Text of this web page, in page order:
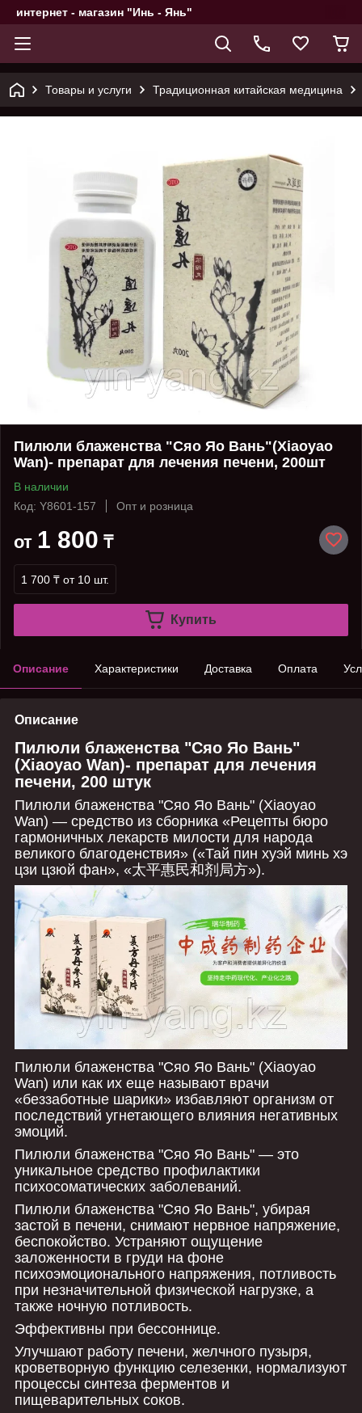
интернет - магазин "Инь - Янь"
Товары и услуги Традиционная китайская медицина
Пилюли блаженства "Сяо Яо Вань"(Xiaoyao
Wan)- препарат для лечения печени, 200шт
В наличии
Код: Y8601-157
Опт и розница
от 1 800 ₸
1 700 ₸ от 10 шт.
Купить
Описание Характеристики Доставка Оплата
Описание
Пилюли блаженства "Сяо Яо Вань"
(Xiaoyao Wan)- препарат для лечения
печени, 200 штук
Пилюли блаженства "Сяо Яо Вань" (Xiaoyao
Wan) ― средство из сборника «Рецепты бюро
гармоничных лекарств милости для народа
великого благоденствия» («Тай пин хуэй минь хэ
цзи цзюй фан», «太平惠民和剂局方»).
Пилюли блаженства "Сяо Яо Вань" (Xiaoyao
Wan) или как их еще называют врачи
«беззаботные шарики» избавляют организм от
последствий угнетающего влияния негативных
эмоций.
Пилюли блаженства "Сяо Яо Вань" ― это
уникальное средство профилактики
психосоматических заболеваний.
Пилюли блаженства "Сяо Яо Вань", убирая
застой в печени, снимают нервное напряжение,
беспокойство. Устраняют ощущение
заложенности в груди на фоне
психоэмоционального напряжения, потливость
при незначительной физической нагрузке, а
также ночную потливость.
Эффективны при бессоннице.
Улучшают работу печени, желчного пузыря,
кроветворную функцию селезенки, нормализуют
процессы синтеза ферментов и
пищеварительных соков.